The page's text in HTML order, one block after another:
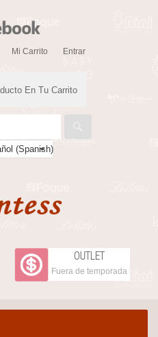
Mi Carrito Entrar
En Tu Carrito
(Spanish)
OUTLET
Fuera de temporada